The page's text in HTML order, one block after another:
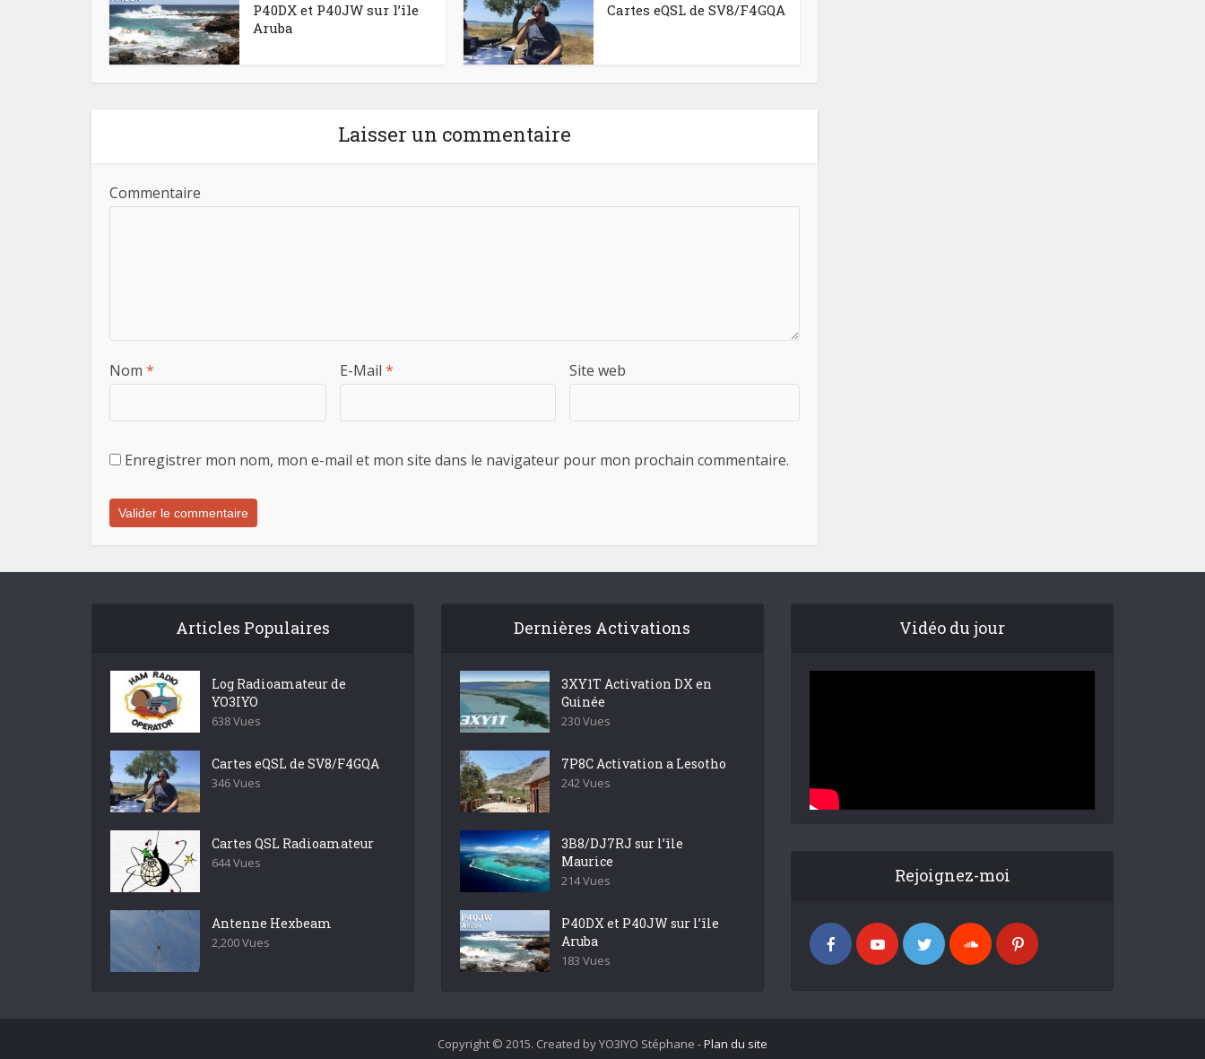
P40DX et P40JW sur l’île
Aruba
Cartes eQSL de SV8/F4GQA
Laisser un commentaire
Commentaire
Nom * E-Mail * Site web
Enregistrer mon nom, mon e-mail et mon site dans le navigateur pour mon prochain commentaire.
Articles Populaires
Log Radioamateur de
YO3IYO
638 Vues
Cartes eQSL de SV8/F4GQA
346 Vues
Cartes QSL Radioamateur
644 Vues
Antenne Hexbeam
2,200 Vues
Dernières Activations
3XY1T Activation DX en
Guinée
230 Vues
7P8C Activation a Lesotho
242 Vues
3B8/DJ7RJ sur l’île
Maurice
214 Vues
P40DX et P40JW sur l’île
Aruba
183 Vues
Vidéo du jour
Rejoignez-moi
Copyright © 2015. Created by YO3IYO Stéphane -Plan du site